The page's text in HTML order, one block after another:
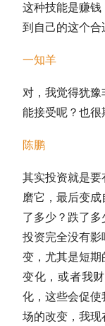
这种技能是赚
到自己的这个合
一知羊
对，我觉得犹
能接受呢？也很
陈鹏
其实投资就是
磨它，最后变
了多少？跌了
投资完全没有影
变，尤其是短
变化，或者我
化，这些会促
场的改变，我现